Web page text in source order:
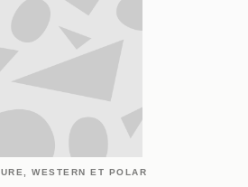
WESTERN ET POLAR